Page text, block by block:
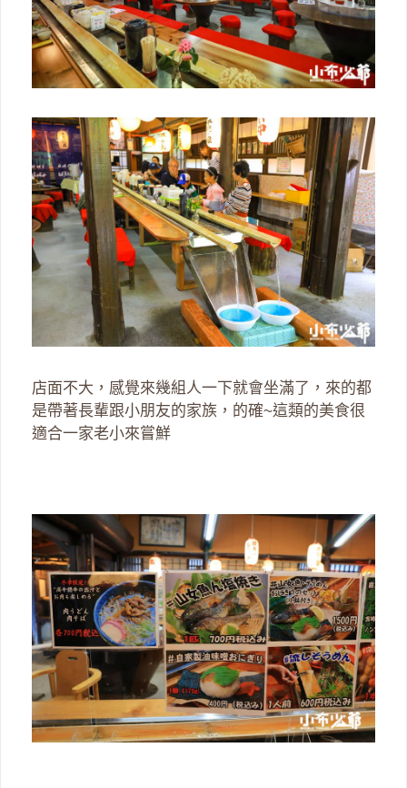
店面不大，感覺來幾組人一下就會坐滿了，來的都
是帶著長輩跟小朋友的家族，的確~這類的美食很
適合一家老小來嘗鮮